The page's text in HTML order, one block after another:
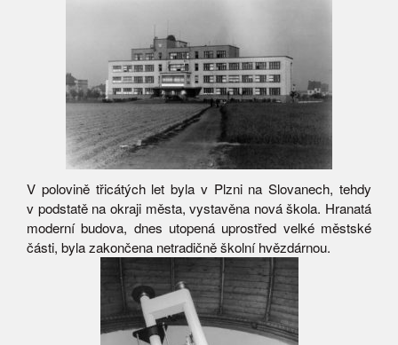
V polovině třicátých let byla v Plzni na Slovanech, tehdy
v podstatě na okraji města, vystavěna nová škola. Hranatá
moderní budova, dnes utopená uprostřed velké městské
části, byla zakončena netradičně školní hvězdárnou.